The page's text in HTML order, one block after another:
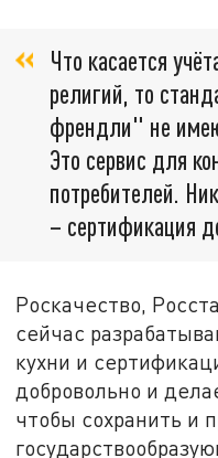
Что касается
религий, то
френдли" не
Это сервис для
потребителей.
– сертификация
Роскачество,
сейчас
кухни и
добровольно и
чтобы сохранить и